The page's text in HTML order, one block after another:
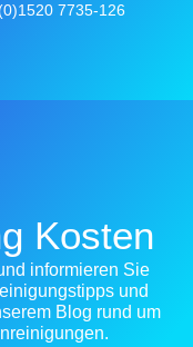
7735-126
Kosten
informieren Sie
und
Blog rund um